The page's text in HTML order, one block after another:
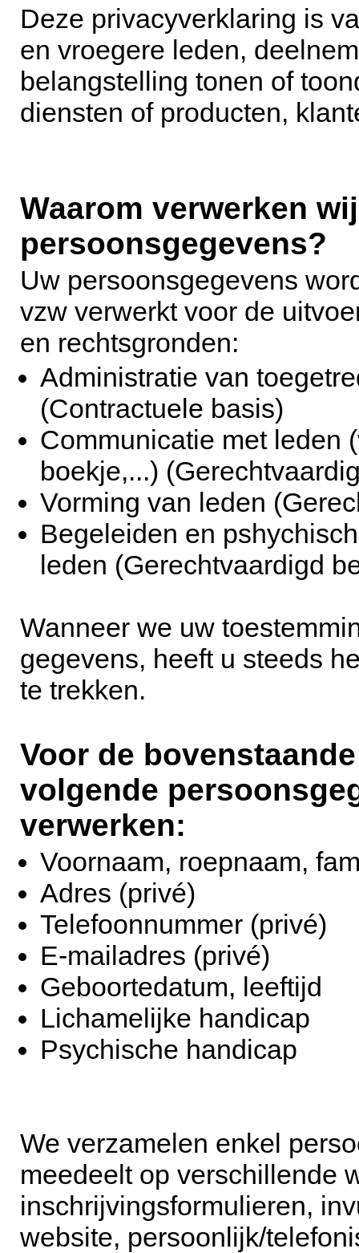
Deze privacyverklaring is
en vroegere leden,
belangstelling tonen of
diensten of producten,
Waarom verwerken
persoonsgegevens?
Uw persoonsgegevens
vzw verwerkt voor de
en rechtsgronden:
Administratie van
(Contractuele basis)
Communicatie met leden
boekje,...)
Vorming van leden
Begeleiden en
leden (Gerechtvaardigd
Wanneer we uw
gegevens, heeft u steeds
te trekken.
Voor de
volgende
verwerken:
Voornaam, roepnaam,
Adres (privé)
Telefoonnummer (privé)
E-mailadres (privé)
Geboortedatum, leeftijd
Lichamelijke handicap
Psychische handicap
We verzamelen enkel
meedeelt op verschillende
inschrijvingsformulieren,
website, persoonlijk/